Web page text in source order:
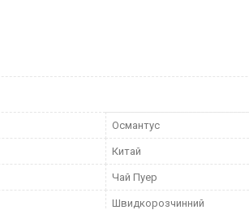
Османтус
Китай
Чай Пуер
Швидкорозчинний